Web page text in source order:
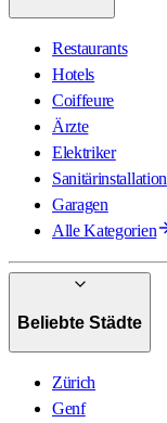
Restaurants
Hotels
Coiffeure
Ärzte
Elektriker
Sanitärinstallation
Garagen
Alle Kategorien
Beliebte Städte
Zürich
Genf